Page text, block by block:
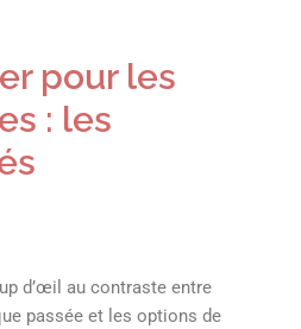
pour les
: les
d’œil au contraste entre
passée et les options de